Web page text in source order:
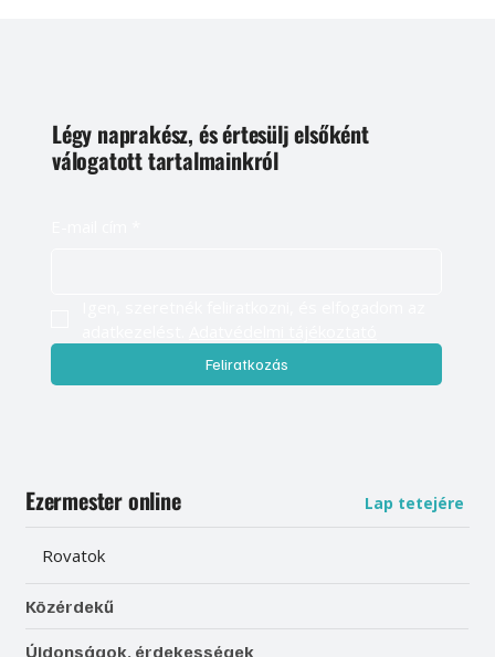
Légy naprakész, és értesülj elsőként
válogatott tartalmainkról
Feliratkozás
Ezermester online Lap tetejére
Rovatok
Közérdekű
Újdonságok, érdekességek